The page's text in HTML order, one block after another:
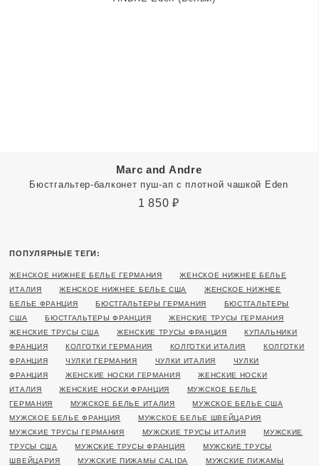
Marc and Andre
Бюстгальтер-балконет пуш-ап с плотной чашкой Eden
1 850 ₽
ПОПУЛЯРНЫЕ ТЕГИ:
ЖЕНСКОЕ НИЖНЕЕ БЕЛЬЕ ГЕРМАНИЯ
ЖЕНСКОЕ НИЖНЕЕ БЕЛЬЕ
ИТАЛИЯ
ЖЕНСКОЕ НИЖНЕЕ БЕЛЬЕ США
ЖЕНСКОЕ НИЖНЕЕ
БЕЛЬЕ ФРАНЦИЯ
БЮСТГАЛЬТЕРЫ ГЕРМАНИЯ
БЮСТГАЛЬТЕРЫ
США
БЮСТГАЛЬТЕРЫ ФРАНЦИЯ
ЖЕНСКИЕ ТРУСЫ ГЕРМАНИЯ
ЖЕНСКИЕ ТРУСЫ США
ЖЕНСКИЕ ТРУСЫ ФРАНЦИЯ
КУПАЛЬНИКИ
ФРАНЦИЯ
КОЛГОТКИ ГЕРМАНИЯ КОЛГОТКИ ИТАЛИЯ
КОЛГОТКИ
ФРАНЦИЯ
ЧУЛКИ ГЕРМАНИЯ ЧУЛКИ ИТАЛИЯ
ЧУЛКИ
ФРАНЦИЯ
ЖЕНСКИЕ НОСКИ ГЕРМАНИЯ
ЖЕНСКИЕ НОСКИ
ИТАЛИЯ
ЖЕНСКИЕ НОСКИ ФРАНЦИЯ
МУЖСКОЕ БЕЛЬЕ
ГЕРМАНИЯ
МУЖСКОЕ БЕЛЬЕ ИТАЛИЯ
МУЖСКОЕ БЕЛЬЕ США
МУЖСКОЕ БЕЛЬЕ ФРАНЦИЯ
МУЖСКОЕ БЕЛЬЕ ШВЕЙЦАРИЯ
МУЖСКИЕ ТРУСЫ ГЕРМАНИЯ
МУЖСКИЕ ТРУСЫ ИТАЛИЯ
МУЖСКИЕ
ТРУСЫ США
МУЖСКИЕ ТРУСЫ ФРАНЦИЯ
МУЖСКИЕ ТРУСЫ
ШВЕЙЦАРИЯ
МУЖСКИЕ ПИЖАМЫ CALIDA
МУЖСКИЕ ПИЖАМЫ